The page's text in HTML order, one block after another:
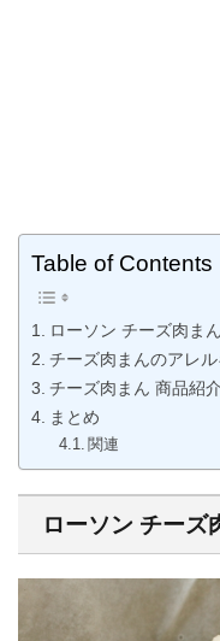
Table of Contents
ローソン チーズ肉ま
チーズ肉まんのアレ
チーズ肉まん 商品紹介
まとめ
関連
ローソン チーズ